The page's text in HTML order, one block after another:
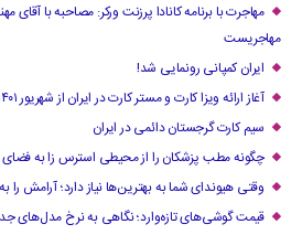
مهاجرت با برنامه کانادا پرزنت ورکر: مصاحبه با آقای
مهاجریست
ایران کمپانی رونمایی شد!
آغاز ارائه ویزا کارت و مستر کارت در ایران از شهریور ۱۴۰۱
سیم کارت گرجستان دائمی در ایران
چگونه مطب پزشکان را از محیطی استرس زا به
وقتی هیوندای شما به بهترین‌ها نیاز دارد؛ آرامش را به
قیمت گوشی‌های تازه‌وارد؛ نگاهی به نرخ مدل‌های